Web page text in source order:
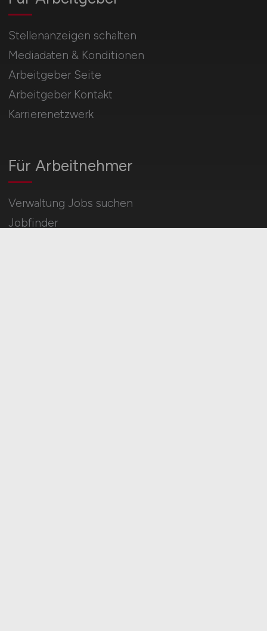
Für Arbeitnehmer
Verwaltung Jobs suchen
Jobfinder
Stellenanzeigen schalten
Mediadaten & Konditionen
Arbeitgeber Seite
Arbeitgeber Kontakt
Karrierenetzwerk